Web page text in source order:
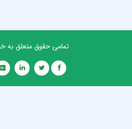
تمامی حقوق متعلق به